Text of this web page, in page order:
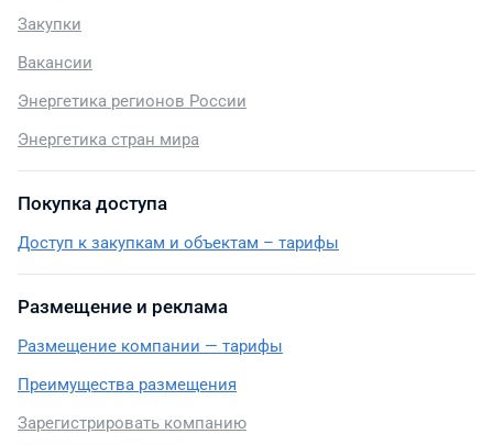
Закупки
Вакансии
Энергетика регионов России
Энергетика стран мира
Покупка доступа
Доступ к закупкам и объектам – тарифы
Размещение и реклама
Размещение компании — тарифы
Преимущества размещения
Зарегистрировать компанию